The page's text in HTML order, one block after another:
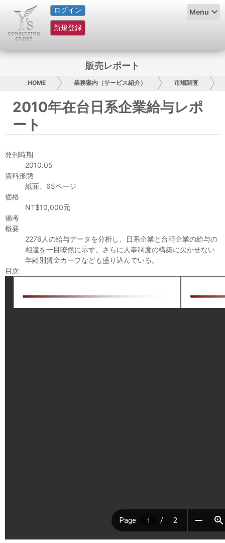
ログイン
新規登録
Menu
HOME
サービス紹介
グループ概要
採用情報
お問い合わせ
日本人にPR
コンサルティング
リサーチ
経済ニュース
労務顧問
ＩＴ
販売レポート
HOME 業務案内（サービス紹介） 市場調査
2010年在台日系企業給与レポ
ート
発刊時期
2010.05
資料形態
紙面、65ページ
価格
NT$10,000元
備考
概要
2276人の給与データを分析し、日系企業と台湾企業の給与の
相違を一目瞭然に示す。さらに人事制度の構築に欠かせない
年齢別賃金カーブなども盛り込んでいる。
目次